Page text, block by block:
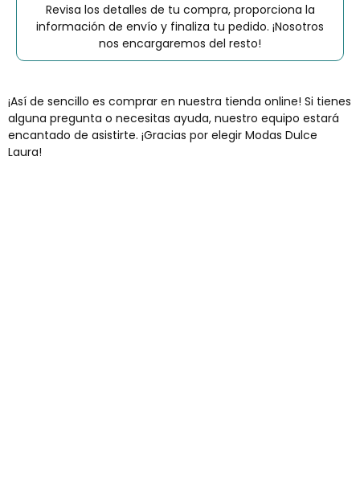
Revisa los detalles de tu compra, proporciona la
información de envío y finaliza tu pedido. ¡Nosotros
nos encargaremos del resto!
¡Así de sencillo es comprar en nuestra tienda online! Si tienes
alguna pregunta o necesitas ayuda, nuestro equipo estará
encantado de asistirte. ¡Gracias por elegir Modas Dulce
Laura!